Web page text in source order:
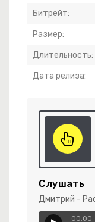
Битрейт:
Размер:
Длительность:
Дата релиза:
Слушать
Дмитрий -
00:00